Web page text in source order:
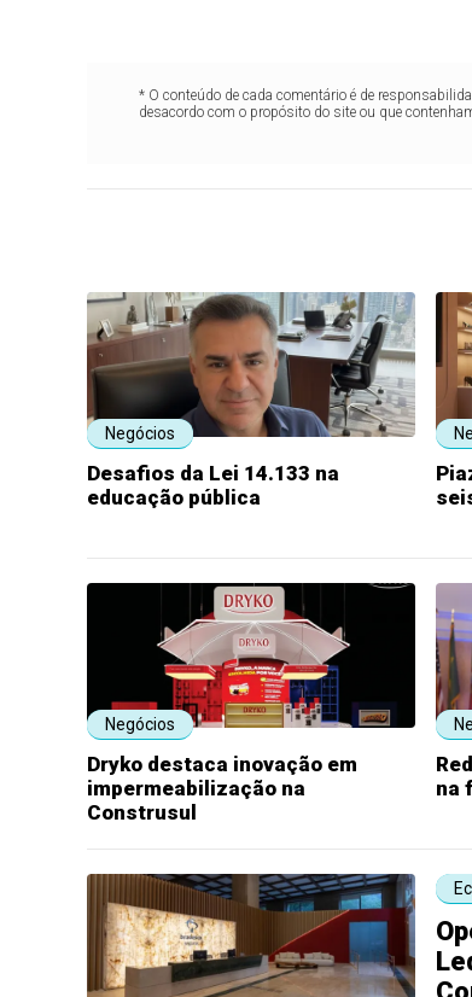
* O conteúdo de cada comentário é de
desacordo com o propósito do site ou que
Negócios
Desafios da Lei 14.133 na
educação pública
Negócios
Dryko destaca inovação em
impermeabilização na
Construsul
na